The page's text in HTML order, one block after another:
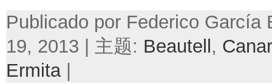
Publicado por Federico García
19, 2013 | 主题: Beautell ,
Ermita|